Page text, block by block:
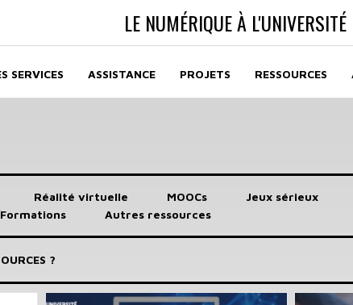
LE NUMÉRIQUE À
SERVICES ASSISTANCE PROJETS RESSOURCES
Réalité virtuelle MOOCs Jeux sérieux
Autres ressources
?